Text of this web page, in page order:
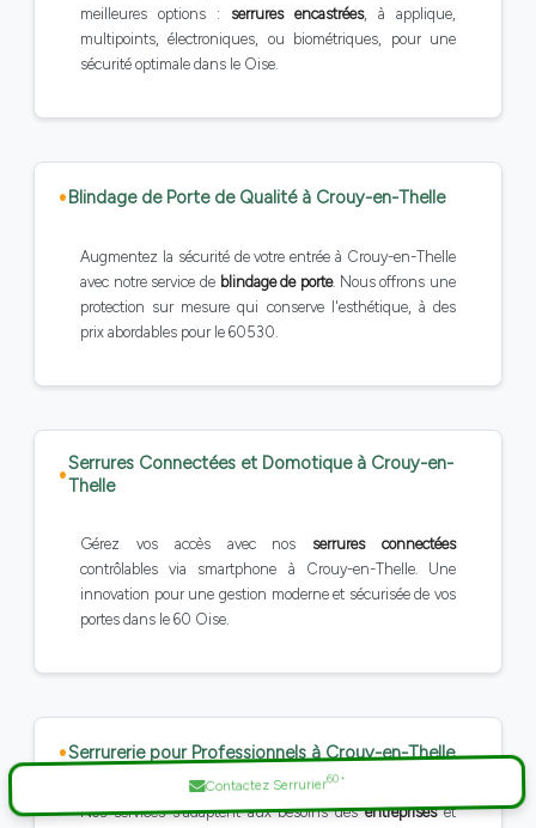
Contactez Serrurier60*
meilleures options : serrures encastrées, à applique,
multipoints, électroniques, ou biométriques, pour une
sécurité optimale dans le Oise.
Blindage de Porte de Qualité à Crouy-en-Thelle
Augmentez la sécurité de votre entrée à Crouy-en-Thelle
avec notre service de blindage de porte. Nous offrons une
protection sur mesure qui conserve l'esthétique, à des
prix abordables pour le 60530.
Serrures Connectées et Domotique à Crouy-en-
Thelle
Gérez vos accès avec nos serrures connectées
contrôlables via smartphone à Crouy-en-Thelle. Une
innovation pour une gestion moderne et sécurisée de vos
portes dans le 60 Oise.
Serrurerie pour Professionnels à Crouy-en-Thelle
Nos services s'adaptent aux besoins desentrepriseset